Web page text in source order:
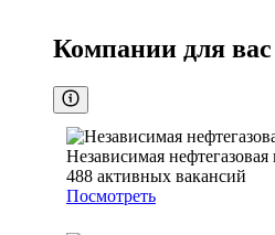
Компании для вас
Независимая
488 активных вакансий
Посмотреть